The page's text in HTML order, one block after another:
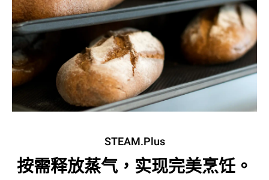
STEAM.Plus
按需释放蒸气，实现完美烹饪。